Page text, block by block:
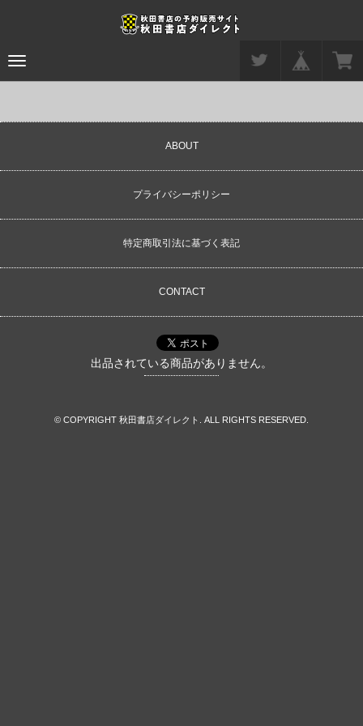
Toggle
navigation
出品されている商品がありません。
ABOUT
プライバシーポリシー
特定商取引法に基づく表記
CONTACT
© COPYRIGHT 秋田書店ダイレクト. ALL RIGHTS RESERVED.